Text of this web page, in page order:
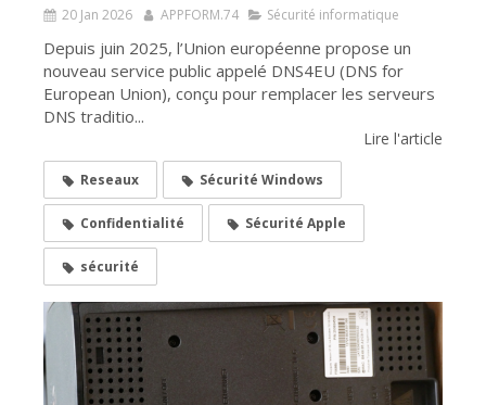
20 Jan 2026 APPFORM.74 Sécurité informatique
Depuis juin 2025, l’Union européenne propose un
nouveau service public appelé DNS4EU (DNS for
European Union), conçu pour remplacer les serveurs
DNS traditio...
Lire l'article
Reseaux Sécurité Windows
Confidentialité Sécurité Apple
sécurité